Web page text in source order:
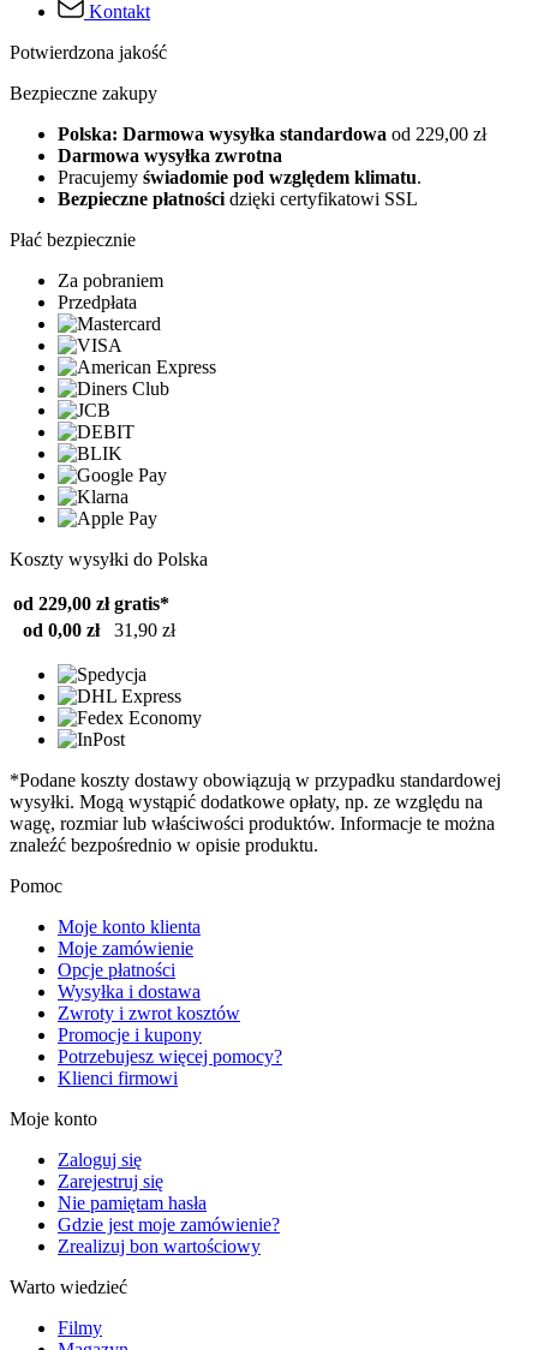
Kontakt
Potwierdzona jakość
Bezpieczne zakupy
Polska: Darmowa wysyłka standardowa od 229,00 zł
Darmowa wysyłka zwrotna
Pracujemy świadomie pod względem klimatu.
Bezpieczne płatności dzięki certyfikatowi SSL
Płać bezpiecznie
Za pobraniem
Przedpłata
Koszty wysyłki do Polska
od 229,00 zł gratis*
od 0,00 zł
31,90 zł
*Podane koszty dostawy obowiązują w przypadku standardowej
wysyłki. Mogą wystąpić dodatkowe opłaty, np. ze względu na
wagę, rozmiar lub właściwości produktów. Informacje te można
znaleźć bezpośrednio w opisie produktu.
Pomoc
Moje konto klienta
Moje zamówienie
Opcje płatności
Wysyłka i dostawa
Zwroty i zwrot kosztów
Promocje i kupony
Potrzebujesz więcej pomocy?
Klienci firmowi
Moje konto
Zaloguj się
Zarejestruj się
Nie pamiętam hasła
Gdzie jest moje zamówienie?
Zrealizuj bon wartościowy
Warto wiedzieć
Filmy